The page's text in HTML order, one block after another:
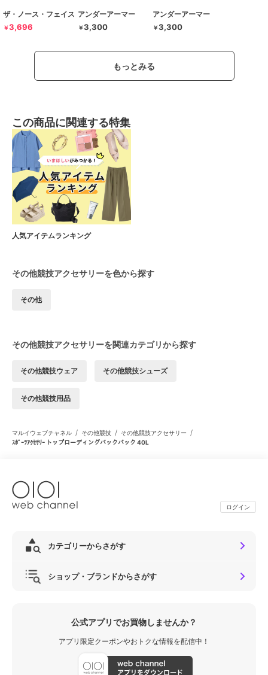
ザ・ノース・フェイス
￥3,696
アンダーアーマー
￥3,300
アンダーアーマー
￥3,300
もっとみる
この商品に関連する特集
人気アイテムランキング
その他競技アクセサリーを色から探す
その他
その他競技アクセサリーを関連カテゴリから探す
その他競技ウェア その他競技シューズ
その他競技用品
マルイウェブチャネル / その他競技 / その他競技アクセサリー /
ｽﾎﾟｰﾂｱｸｾｻﾘｰ トップローディングバックパック 40L
ログイン
カテゴリーからさがす
ショップ・ブランドからさがす
公式アプリでお買物しませんか？
アプリ限定クーポンやおトクな情報を配信中！